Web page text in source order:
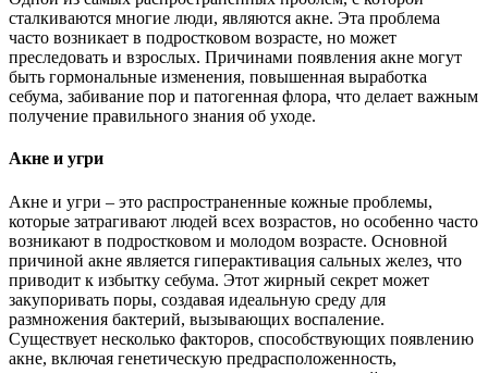
сталкиваются многие люди, являются акне. Эта проблема
часто возникает в подростковом возрасте, но может
преследовать и взрослых. Причинами появления акне могут
быть гормональные изменения, повышенная выработка
себума, забивание пор и патогенная флора, что делает важным
получение правильного знания об уходе.
Акне и угри
Акне и угри – это распространенные кожные проблемы,
которые затрагивают людей всех возрастов, но особенно часто
возникают в подростковом и молодом возрасте. Основной
причиной акне является гиперактивация сальных желез, что
приводит к избытку себума. Этот жирный секрет может
закупоривать поры, создавая идеальную среду для
размножения бактерий, вызывающих воспаление.
Существует несколько факторов, способствующих появлению
акне, включая генетическую предрасположенность,